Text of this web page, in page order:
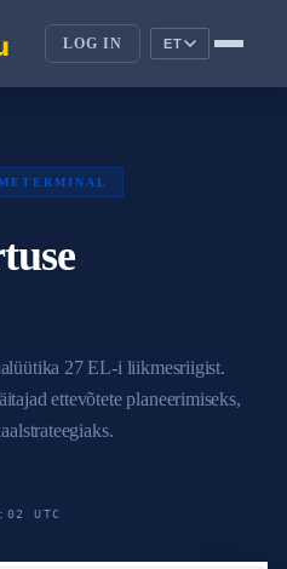
LOG IN ET
27 EL-i liikmesriigist.
ettevõtete planeerimiseks,
UTC